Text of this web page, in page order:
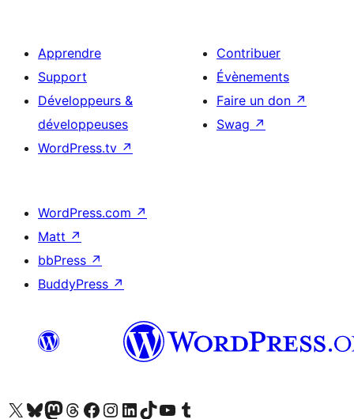
Apprendre
Support
Développeurs &
développeuses
WordPress.tv ↗
Contribuer
Évènements
Faire un don ↗
Swag ↗
WordPress.com ↗
Matt ↗
bbPress ↗
BuddyPress ↗
Visitez notre compte X (précédemment Twitter)
Visiter notre compte Bluesky
Visiter notre compte Mastodon
Visiter notre compte Threads
Consulter notre compte Facebook
Consulter notre compte Instagram
Consulter notre compte LinkedIn
Visiter notre compte TokTok
Visiter notre chaîne YouTube
Visiter notre compte Tumblr